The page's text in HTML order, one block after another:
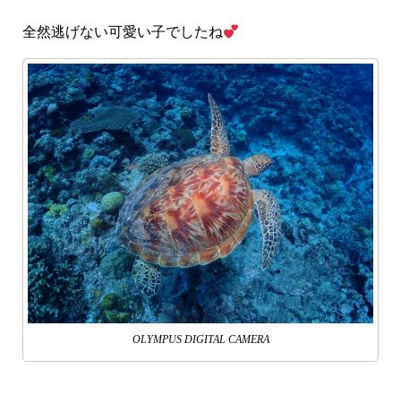
全然逃げない可愛い子でしたね
OLYMPUS DIGITAL CAMERA